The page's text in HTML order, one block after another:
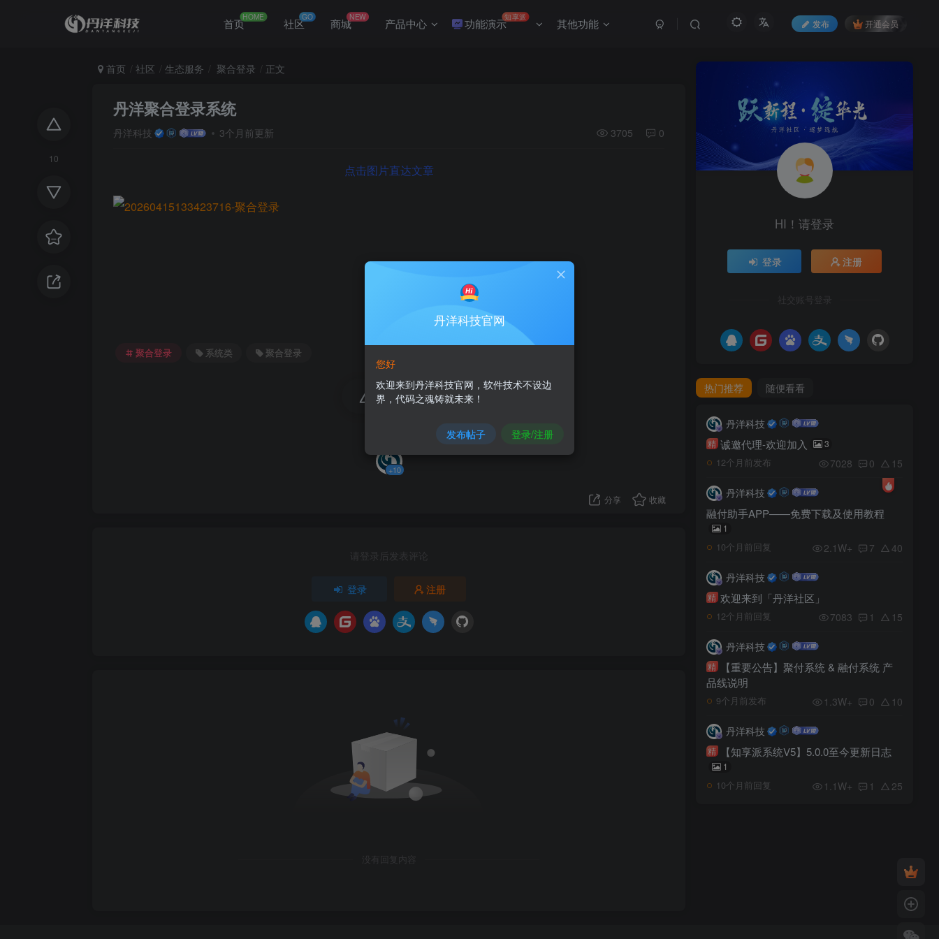
首页HOME 社区GO 商城NEW 产品中心 功能演示知享派 其他功能 发布 开通会员
10
首页 社区 生态服务 聚合登录 正文
丹洋聚合登录系统
丹洋科技 3个月前更新 3705 0
点击图片直达文章
聚合登录 系统类 聚合登录
10
+10
分享 收藏
请登录后发表评论
登录 注册
没有回复内容
HI！请登录
登录 注册
社交账号登录
热门推荐 随便看看
丹洋科技
精 诚邀代理-欢迎加入 3
12个月前发布 7028 0 15
丹洋科技
融付助手APP——免费下载及使用教程
1
10个月前回复 2.1W+ 7 40
丹洋科技
精 欢迎来到「丹洋社区」
12个月前回复 7083 1 15
丹洋科技
精
【重要公告】聚付系统 & 融付系统 产
品线说明
9个月前发布 1.3W+ 0 10
丹洋科技
精 【知享派系统V5】5.0.0至今更新日志
1
10个月前回复 1.1W+ 1 25
丹洋科技官网
您好
欢迎来到丹洋科技官网，软件技术不设边
界，代码之魂铸就未来！
发布帖子 登录/注册